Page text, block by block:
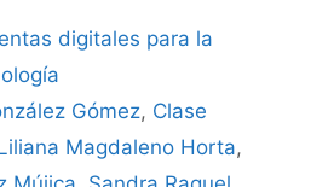
digitales para la
Gómez, Clase
Magdaleno Horta,